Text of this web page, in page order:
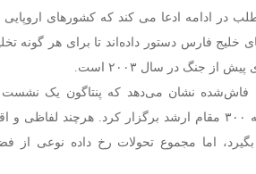
در ادامه ادعا می کند که کشورهای
خلیج فارس دستور داده‌اند تا برای هر گونه
از جنگ در سال ۲۰۰۳ است.
فاش‌شده نشان می‌دهد که پنتاگون یک نشست
حضور نزدیک به ۳۰۰ مقام ارشد برگزار کرد. هرچند
اما مجموع تحولات رخ داده نوعی از